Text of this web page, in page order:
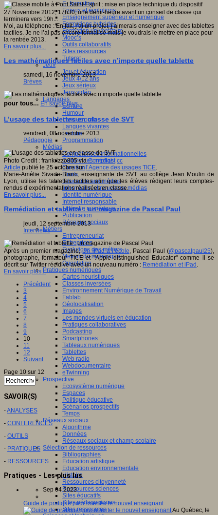
E- formation
Enjeux et évolutions
Enseignement supérieur et numérique
Formations hybrides
Formation universitaire
Mooc’s
Outils collaboratifs
Sites ressources
Tutorat
Jeux
Jeu et éducation
Jeux 4/12 ans
Jeux sérieux
Jeux vidéo
Langages
Ecriture
Humour
Langue orale
Langues vivantes
Lecture
Programmation
Médias
Compétences informationnelles
Culture des médias
Curation
Droits
Education aux médias
Information et nouveaux médias
Identité numérique
Internet responsable
Littératie numérique
Publication
Réseaux sociaux
Métiers
Entrepreneuriat
Entreprises
Evolutions des métiers
Métiers du numérique
Orientation
Pratiques numériques
Cartes heuristiques
Classes inversées
Environnement Numérique de Travail
Fablab
Géolocalisation
Images
Les mondes virtuels en éducation
Pratiques collaboratives
Podcasting
Smartphones
Tableaux numériques
Tablettes
Web radio
Webdocumentaire
eTwinning
Prospective
Ecosystème numérique
Espaces
Politique éducative
Scénarios prospectifs
Temps
Réseaux sociaux
Algorithme
Données
Réseaux sociaux et champ scolaire
Sélection de ressources
Bibliographies
Education artistique
Education environnementale
Histoire
Ressources citoyenneté
Ressources sciences
Sites éducatifs
Sites pédagogiques
Sites ressources
27 Novembre 2012, 17h30, une demi-heure avant un conseil de classe qui
terminera vers 19h...
Moi, au téléphone : En fait, j’ai un projet, j’aimerais enseigner avec des tablettes
tactiles. Je ne l’ai pas encore formalisé mais je voudrais le mettre en place pour
la rentrée 2013.
En savoir plus...
Les mathématiques faciles avec n’importe quelle tablette
samedi, 16 novembre 2013
Brèves
pour tous... En savoir plus...
L’usage des tablettes en classe de SVT
vendredi, 08 novembre 2013
Pédagogie
Photo Credit : frankrizzo805 viaCompfight cc
Article publié le 25 octobre sur l’Agence des usages TICE.
Marie-Amélie Sivade-Blanc, enseignante de SVT au collège Jean Moulin de
Lyon, utilise les tablettes tactiles afin que les élèves rédigent leurs comptes-
rendus d’expérimentations réalisées en classe.
En savoir plus...
Remédiation et tablette : un magazine de Pascal Paul
jeudi, 12 septembre 2013
Interviews
Après un premier magazine,Un iPad à l’école , Pascal Paul (@pascalpaul25),
photographe, formateur TICE et "Apple distinguished Educator" comme il se
décrit sur Twitter récidive avec un nouveau numéro : Remédiation et iPad
En savoir plus...
Précédent
3
4
5
6
7
8
9
10
11
12
Suivant
Page 10 sur 12
SAVOIR(S)
-ANALYSES
- CONFERENCES
- OUTILS
- PRATIQUES
- RESSOURCES
Pratiques - Les plus lus
Sep 04 2023
Guide de pratique pour orienter le nouvel enseignant
Au Québec, le